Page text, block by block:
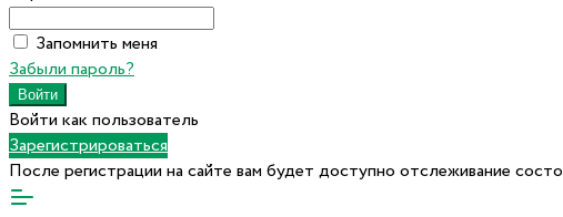
Запомнить меня
Забыли пароль?
Войти как пользователь
Зарегистрироваться
После регистрации на сайте вам будет доступно отслеживание